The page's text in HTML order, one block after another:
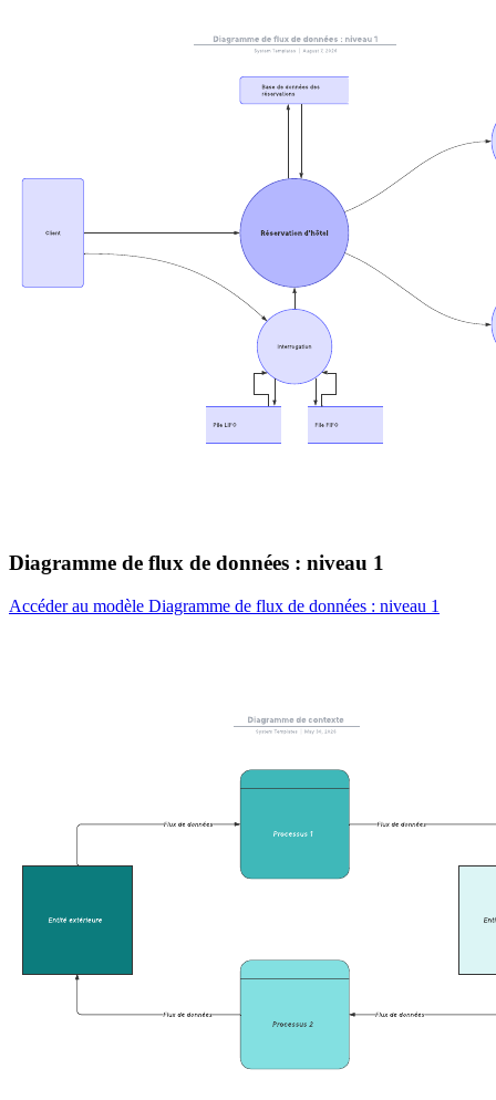
Diagramme de flux de données : niveau 1
Accéder au modèle Diagramme de flux de données : niveau 1